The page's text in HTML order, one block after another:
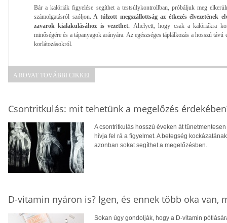
Bár a kalóriák figyelése segíthet a testsúlykontrollban, próbáljuk meg
számolgatásról szóljon. A túlzott megszállottság az étkezés élvezetének
zavarok kialakulásához is vezethet. Ahelyett, hogy csak a kalóriákra
minőségére és a tápanyagok arányára. Az egészséges táplálkozás a hosszú
korlátozásokról.
A ROVAT TOVÁBBI CIKKEI
Csontritkulás: mit tehetünk a megelőzés
A csontritkulás hosszú éveken át
hívja fel rá a figyelmet. A betegség
azonban sokat segíthet a megelőzésben.
D-vitamin nyáron is? Igen, és ennek több oka van,
Sokan úgy gondolják, hogy a D-vitamin